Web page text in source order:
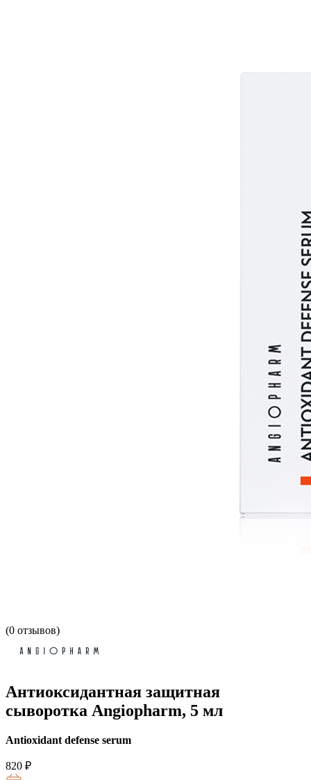
(0 отзывов)
Антиоксидантная защитная
сыворотка Angiopharm, 5 мл
Antioxidant defense serum
820 ₽